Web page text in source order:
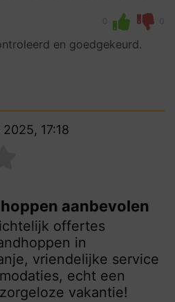
0 0
en goedgekeurd.
17:18
aanbevolen
offertes
in
vriendelijke service
echt een
vakantie!